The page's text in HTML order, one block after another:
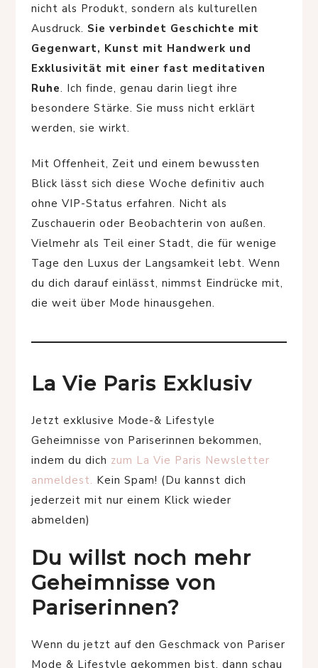
nicht als Produkt, sondern als kulturellen
Ausdruck. Sie verbindet Geschichte mit
Gegenwart, Kunst mit Handwerk und
Exklusivität mit einer fast meditativen
Ruhe. Ich finde, genau darin liegt ihre
besondere Stärke. Sie muss nicht erklärt
werden, sie wirkt.
Mit Offenheit, Zeit und einem bewussten
Blick lässt sich diese Woche definitiv auch
ohne VIP-Status erfahren. Nicht als
Zuschauerin oder Beobachterin von außen.
Vielmehr als Teil einer Stadt, die für wenige
Tage den Luxus der Langsamkeit lebt. Wenn
du dich darauf einlässt, nimmst Eindrücke mit,
die weit über Mode hinausgehen.
La Vie Paris Exklusiv
Jetzt exklusive Mode-& Lifestyle
Geheimnisse von Pariserinnen bekommen,
indem du dich zum La Vie Paris Newsletter
anmeldest. Kein Spam! (Du kannst dich
jederzeit mit nur einem Klick wieder
abmelden)
Du willst noch mehr
Geheimnisse von
Pariserinnen?
Wenn du jetzt auf den Geschmack von Pariser
Mode & Lifestyle gekommen bist, dann schau